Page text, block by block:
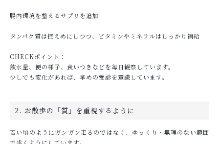
腸内環境を整えるサプリを追加
タンパク質は控えめにしつつ、ビタミンやミネラルはしっかり補給
CHECKポイント：
飲水量、便の様子、食いつきなどを毎日観察しています。
少しでも変化があれば、早めの受診を意識しています。
2. お散歩の「質」を重視するように
若い頃のようにガンガン走るのではなく、ゆっくり・無理のない範囲